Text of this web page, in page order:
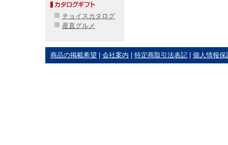
チョイスカタログ
産直グルメ
商品の掲載希望 会社案内 特定商取引法表記 個人情報保